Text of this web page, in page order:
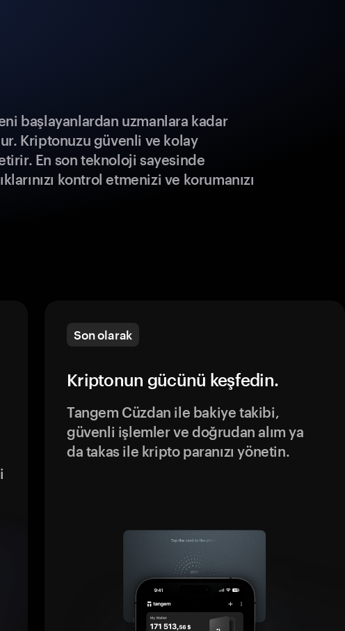
başlayanlardan uzmanlara kadar
Kriptonuzu güvenli ve kolay
En son teknoloji sayesinde
kontrol etmenizi ve korumanızı
Son olarak
Kriptonun gücünü keşfedin.
Tangem Cüzdan ile bakiye takibi,
güvenli işlemler ve doğrudan alım ya
da takas ile kripto paranızı yönetin.